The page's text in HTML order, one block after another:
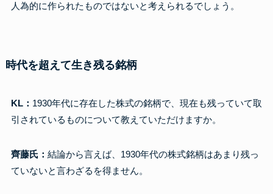
人為的に作られたものではないと考えられるでしょう。
時代を超えて生き残る銘柄
KL： 1930年代に存在した株式の銘柄で、現在も残っていて取
引されているものについて教えていただけますか。
齊藤氏： 結論から言えば、1930年代の株式銘柄はあまり残っ
ていないと言わざるを得ません。